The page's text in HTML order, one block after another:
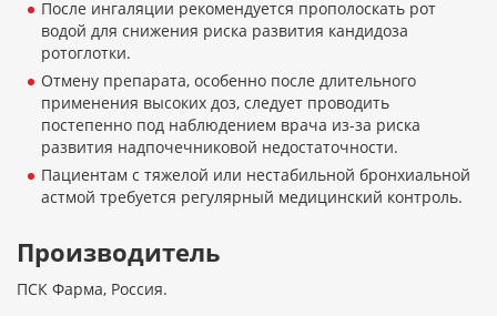
После ингаляции рекомендуется прополоскать рот
водой для снижения риска развития кандидоза
ротоглотки.
Отмену препарата, особенно после длительного
применения высоких доз, следует проводить
постепенно под наблюдением врача из-за риска
развития надпочечниковой недостаточности.
Пациентам с тяжелой или нестабильной бронхиальной
астмой требуется регулярный медицинский контроль.
Производитель
ПСК Фарма, Россия.